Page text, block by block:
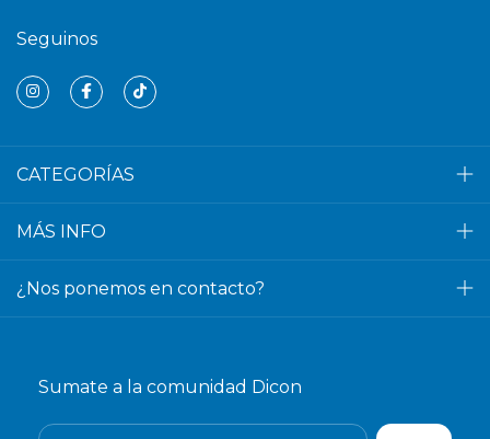
Seguinos
CATEGORÍAS
MÁS INFO
¿Nos ponemos en contacto?
Sumate a la comunidad Dicon